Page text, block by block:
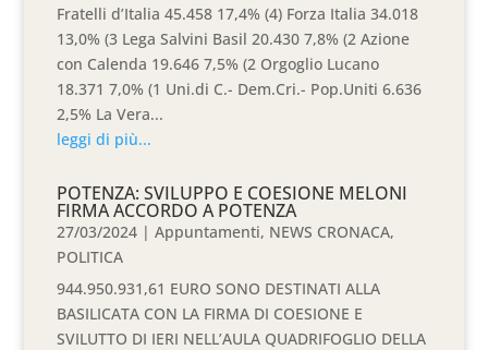
Fratelli d’Italia 45.458 17,4% (4) Forza Italia 34.018
13,0% (3 Lega Salvini Basil 20.430 7,8% (2 Azione
con Calenda 19.646 7,5% (2 Orgoglio Lucano
18.371 7,0% (1 Uni.di C.- Dem.Cri.- Pop.Uniti 6.636
2,5% La Vera...
leggi di più...
POTENZA: SVILUPPO E COESIONE MELONI
FIRMA ACCORDO A POTENZA
27/03/2024 |Appuntamenti, NEWS CRONACA,
POLITICA
944.950.931,61 EURO SONO DESTINATI ALLA
BASILICATA CON LA FIRMA DI COESIONE E
SVILUTTO DI IERI NELL’AULA QUADRIFOGLIO DELLA